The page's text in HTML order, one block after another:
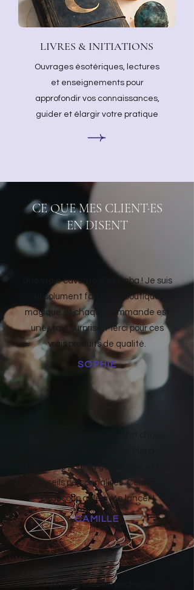
LIVRES & INITIATIONS
Ouvrages ésotériques, lectures
et enseignements pour
approfondir vos connaissances,
guider et élargir votre pratique
CE QUE MES CLIENT·ES
EN DISENT
Une vraie caverne d'Ali Baba ! Je suis
absolument fan de ta boutique
magique et chaque commande est
une vraie surprise. Merci pour ces
vrais produits de qualité.
SOPHIE
beaucoup pour ta gentillesse et tes
conseils personnalisés. Cela m'a
beaucoup aidé à me lancer !
CAMILLE
Je recommandes les pack encens